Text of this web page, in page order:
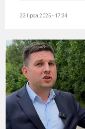
23 lipca 2025 - 17:34